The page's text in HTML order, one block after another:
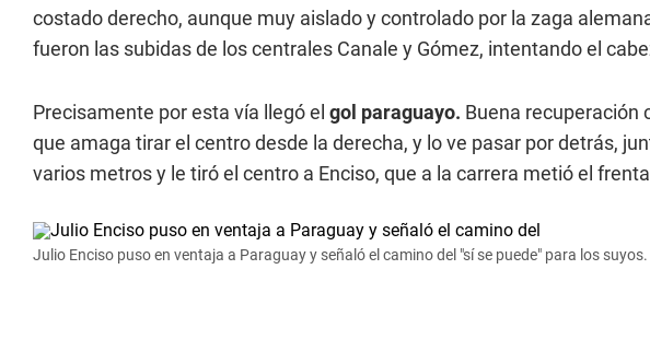
costado derecho, aunque muy aislado y controlado por la zaga
fueron las subidas de los centrales Canale y Gómez, intentando el
Precisamente por esta vía llegó el gol paraguayo. Buena recuperación
que amaga tirar el centro desde la derecha, y lo ve pasar por detrás,
varios metros y le tiró el centro a Enciso, que a la carrera metió el
Julio Enciso puso en ventaja a Paraguay y señaló el camino del "sí se puede" para los suyos.